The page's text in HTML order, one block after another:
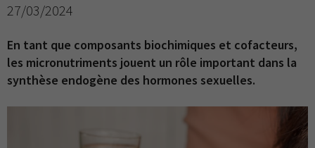
27/03/2024
En tant que composants biochimiques et cofacteurs,
les micronutriments jouent un rôle important dans la
synthèse endogène des hormones sexuelles.